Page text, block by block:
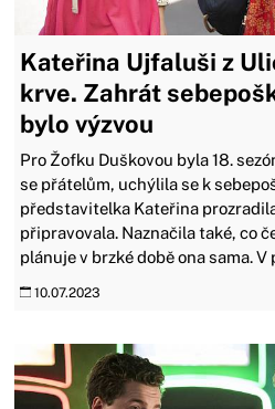
Kateřina Ujfaluši z
krve. Zahrát
bylo výzvou
Pro Žofku Duškovou byla 18.
se přátelům, uchýlila se k
představitelka Kateřina
připravovala. Naznačila také, co
plánuje v brzké době ona sama. V
10.07.2023